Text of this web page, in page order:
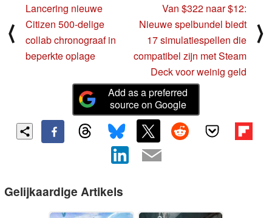
⟨
Lancering nieuwe
Citizen 500-delige
collab chronograaf in
beperkte oplage
Van $322 naar $12:
Nieuwe spelbundel biedt
17 simulatiespellen die
compatibel zijn met Steam
Deck voor weinig geld
⟩
Add as a preferred
source on Google
Gelijkaardige Artikels